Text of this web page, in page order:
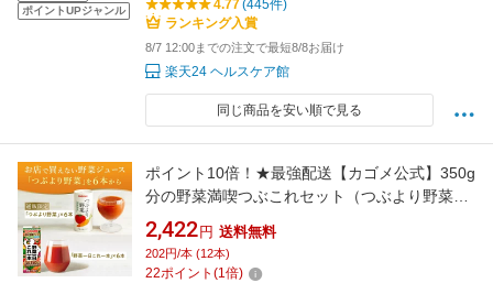
ポイントUPジャンル 4.77(445件)
ランキング入賞
8/7 12:00までの注文で最短8/8お届け
楽天24 ヘルスケア館
同じ商品を安い順で見る
ポイント10倍！★最強配送【カゴメ公式】350g
分の野菜満喫つぶこれセット（つぶより野菜6
本、野菜一日 これ一本6本） 野菜ジュース 送料
無料 お年賀 手土産 お返し ジュース 常温 挨拶
内祝い お祝い 退職 夏ギフト お中元 紙パック
2,422 円 送料無料
202円/本 (12本)
22ポイント (1倍)